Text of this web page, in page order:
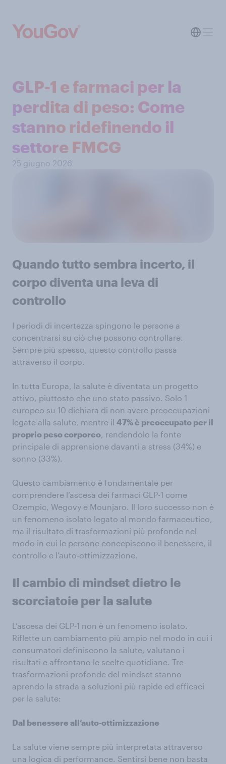
GLP-1 e farmaci per la
perdita di peso: Come
stanno ridefinendo il
settore FMCG
25 giugno 2026
Quando tutto sembra incerto, il
corpo diventa una leva di
controllo
I periodi di incertezza spingono le persone a
concentrarsi su ciò che possono controllare.
Sempre più spesso, questo controllo passa
attraverso il corpo.
In tutta Europa, la salute è diventata un progetto
attivo, piuttosto che uno stato passivo. Solo 1
europeo su 10 dichiara di non avere preoccupazioni
legate alla salute, mentre il 47% è preoccupato per il
proprio peso corporeo , rendendolo la fonte
principale di apprensione davanti a stress (34%) e
sonno (33%).
Questo cambiamento è fondamentale per
comprendere l’ascesa dei farmaci GLP-1 come
Ozempic, Wegovy e Mounjaro. Il loro successo non è
un fenomeno isolato legato al mondo farmaceutico,
ma il risultato di trasformazioni più profonde nel
modo in cui le persone concepiscono il benessere, il
controllo e l’auto‑ottimizzazione.
Il cambio di mindset dietro le
scorciatoie per la salute
L’ascesa dei GLP-1 non è un fenomeno isolato.
Riflette un cambiamento più ampio nel modo in cui i
consumatori definiscono la salute, valutano i
risultati e affrontano le scelte quotidiane. Tre
trasformazioni profonde del mindset stanno
aprendo la strada a soluzioni più rapide ed efficaci
per la salute:
Dal benessere all’auto‑ottimizzazione
La salute viene sempre più interpretata attraverso
una logica di performance. Sentirsi bene non basta